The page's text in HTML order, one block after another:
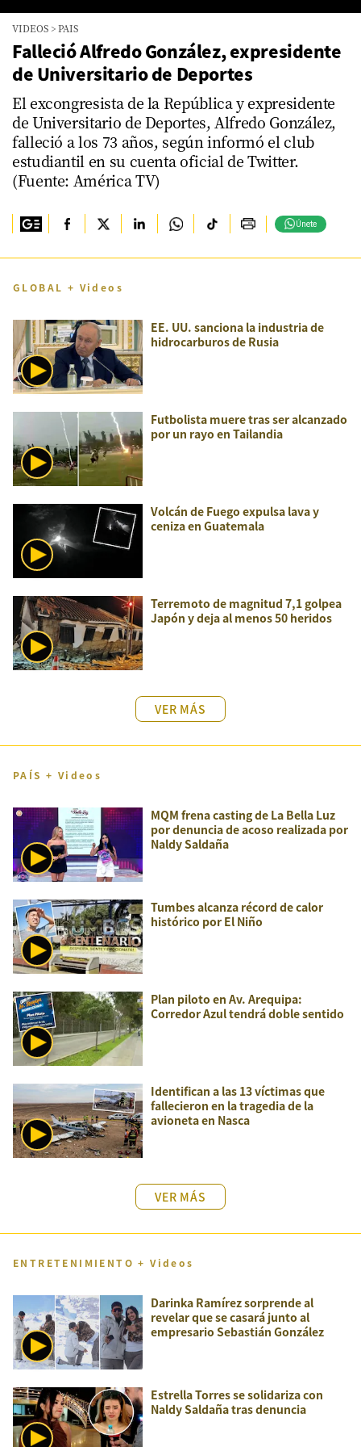
seconds
minutes,
24
seconds
VIDEOS >PAIS
Falleció Alfredo González, expresidente
de Universitario de Deportes
El excongresista de la República y expresidente
de Universitario de Deportes, Alfredo González,
falleció a los 73 años, según informó el club
estudiantil en su cuenta oficial de Twitter.
(Fuente: América TV)
Únete
GLOBAL + Videos
EE. UU. sanciona la industria de
hidrocarburos de Rusia
Futbolista muere tras ser alcanzado
por un rayo en Tailandia
Volcán de Fuego expulsa lava y
ceniza en Guatemala
Terremoto de magnitud 7,1 golpea
Japón y deja al menos 50 heridos
VER MÁS
PAÍS + Videos
MQM frena casting de La Bella Luz
por denuncia de acoso realizada por
Naldy Saldaña
Tumbes alcanza récord de calor
histórico por El Niño
Plan piloto en Av. Arequipa:
Corredor Azul tendrá doble sentido
Identifican a las 13 víctimas que
fallecieron en la tragedia de la
avioneta en Nasca
VER MÁS
ENTRETENIMIENTO + Videos
Darinka Ramírez sorprende al
revelar que se casará junto al
empresario Sebastián González
Estrella Torres se solidariza con
Naldy Saldaña tras denuncia